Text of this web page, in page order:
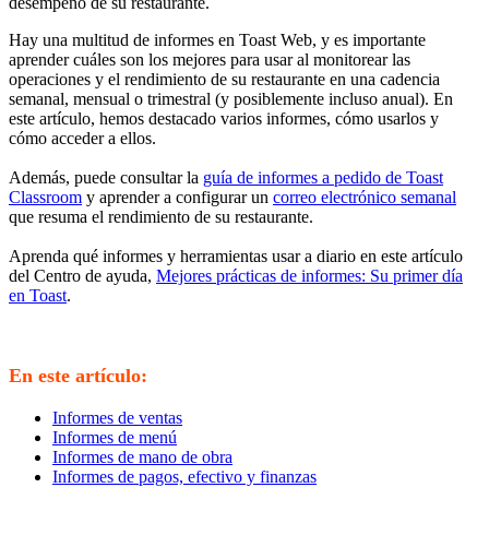
Hay una multitud de informes en Toast Web, y es importante
aprender cuáles son los mejores para usar al monitorear las
operaciones y el rendimiento de su restaurante en una cadencia
semanal, mensual o trimestral (y posiblemente incluso anual). En
este artículo, hemos destacado varios informes, cómo usarlos y
cómo acceder a ellos.
Además, puede consultar la guía de informes a pedido de Toast
Classroom y aprender a configurar un correo electrónico semanal
que resuma el rendimiento de su restaurante.
Aprenda qué informes y herramientas usar a diario en este artículo
del Centro de ayuda, Mejores prácticas de informes: Su primer día
en Toast.
En este artículo:
Informes de ventas
Informes de menú
Informes de mano de obra
Informes de pagos, efectivo y finanzas